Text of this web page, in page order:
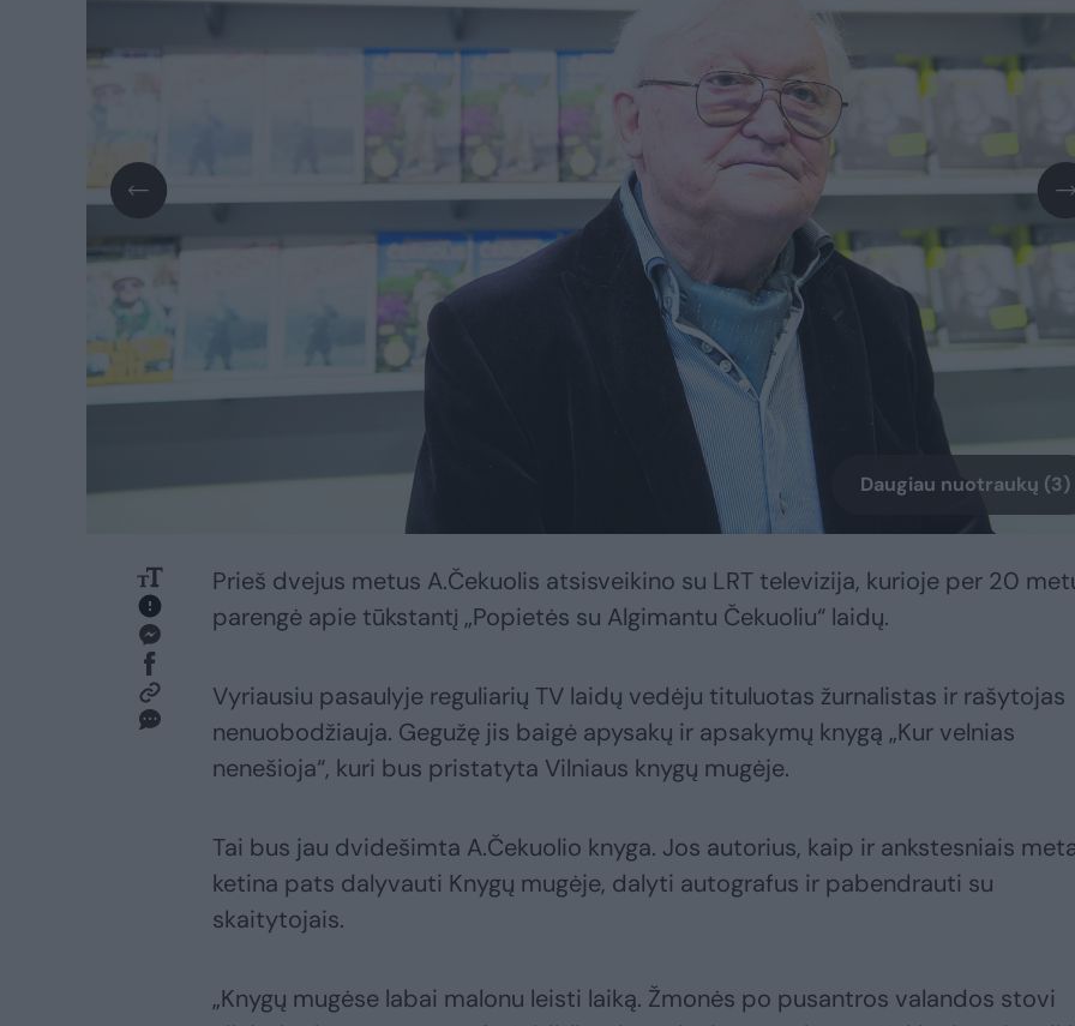
Daugiau nuotraukų (3)
Prieš dvejus metus A.Čekuolis atsisveikino su LRT televizija, kurioje per 20
parengė apie tūkstantį „Popietės su Algimantu Čekuoliu“ laidų.
Vyriausiu pasaulyje reguliarių TV laidų vedėju tituluotas žurnalistas ir rašytojas
nenuobodžiauja. Gegužę jis baigė apysakų ir apsakymų knygą „Kur velnias
nenešioja“, kuri bus pristatyta Vilniaus knygų mugėje.
Tai bus jau dvidešimta A.Čekuolio knyga. Jos autorius, kaip ir ankstesniais
ketina pats dalyvauti Knygų mugėje, dalyti autografus ir pabendrauti su
skaitytojais.
„Knygų mugėse labai malonu leisti laiką. Žmonės po pusantros valandos stovi